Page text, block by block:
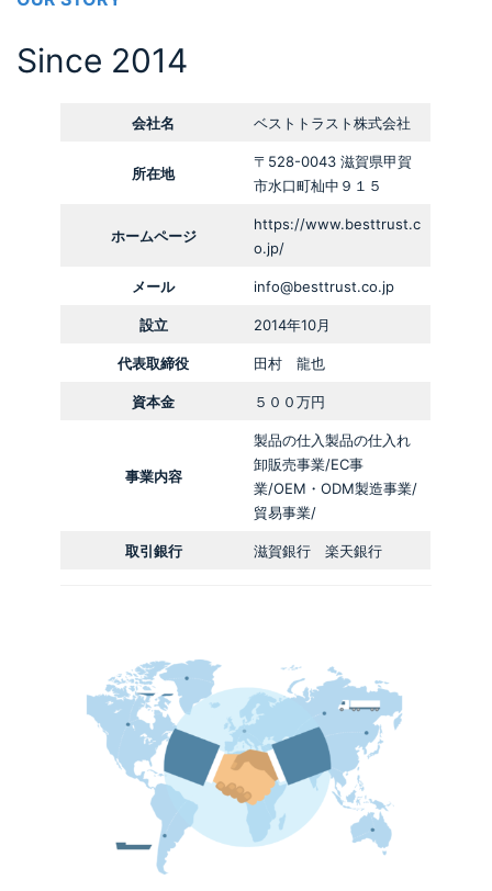
Since 2014
会社名 ベストトラスト株式会社
所在地
〒528-0043 滋賀県甲賀
市水口町杣中９１５
ホームページ
https://www.besttrust.c
o.jp/
メール info@besttrust.co.jp
設立 2014年10月
代表取締役 田村 龍也
資本金 ５００万円
事業内容
製品の仕入製品の仕入れ
卸販売事業/EC事
業/OEM・ODM製造事業/
貿易事業/
取引銀行 滋賀銀行 楽天銀行